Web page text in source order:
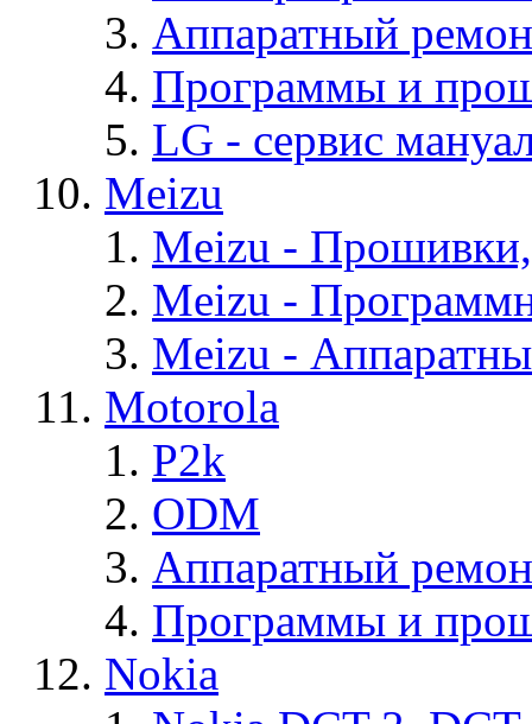
Аппаратный
Программы и
LG - cервис
Meizu
Meizu -
Meizu -
Meizu -
Motorola
P2k
ODM
Аппаратный
Программы и
Nokia